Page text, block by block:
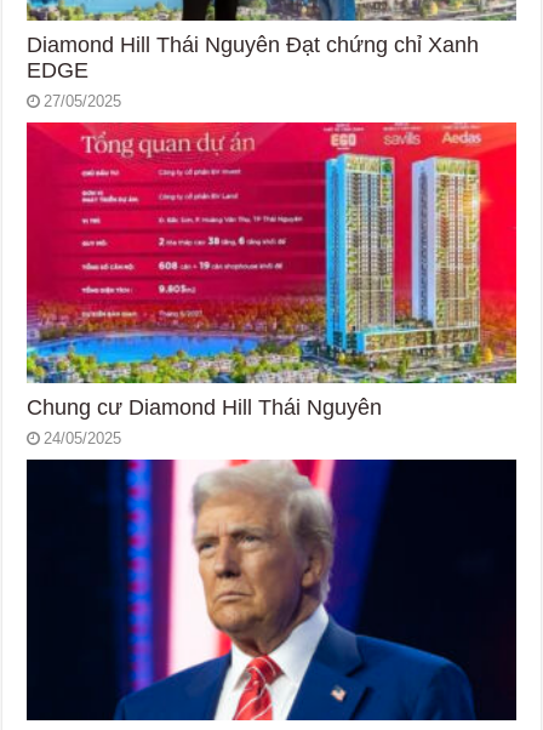
Diamond Hill Thái Nguyên Đạt chứng chỉ Xanh
EDGE
27/05/2025
Chung cư Diamond Hill Thái Nguyên
24/05/2025